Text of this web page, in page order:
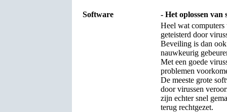
Software
- Het oplossen van
Heel wat
geteisterd door
Beveiling is dan
nauwkeurig
Met een goede
problemen
De meeste grote
door virussen
zijn echter snel
terug rechtgezet.